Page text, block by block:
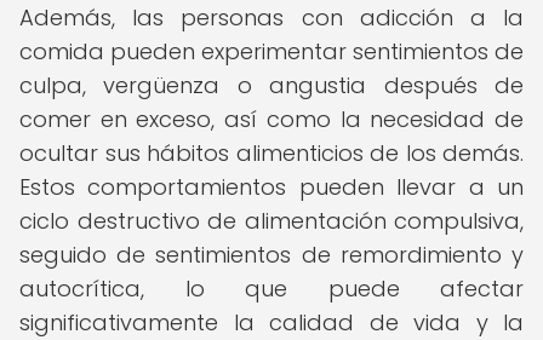
Además, las personas con adicción a la
comida pueden experimentar sentimientos de
culpa, vergüenza o angustia después de
comer en exceso, así como la necesidad de
ocultar sus hábitos alimenticios de los demás.
Estos comportamientos pueden llevar a un
ciclo destructivo de alimentación compulsiva,
seguido de sentimientos de remordimiento y
autocrítica, lo que puede afectar
significativamente la calidad de vida y la